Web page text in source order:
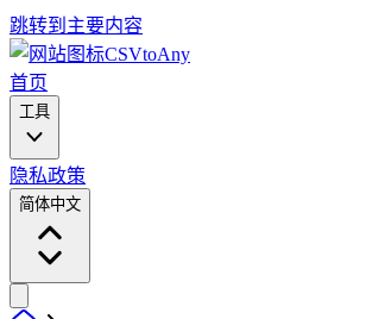
跳转到主要内容
CSVtoAny
首页
工具
隐私政策
简体中文